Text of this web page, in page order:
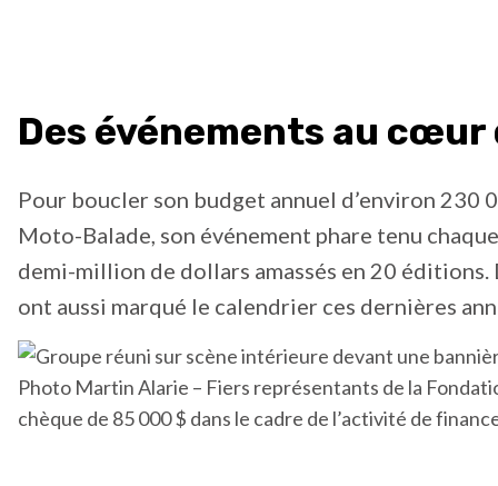
Des événements au
Pour boucler son budget annuel d’environ 230
Moto-Balade, son événement phare tenu
demi-million de dollars amassés en 20
ont aussi marqué le calendrier ces dernières
Photo Martin Alarie – Fiers représentants de la
chèque de 85 000 $ dans le cadre de l’activité de